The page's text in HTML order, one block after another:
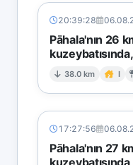
20:39:28
Pāhala'nın 26
38.0 km I
17:27:56
Pāhala'nın 27